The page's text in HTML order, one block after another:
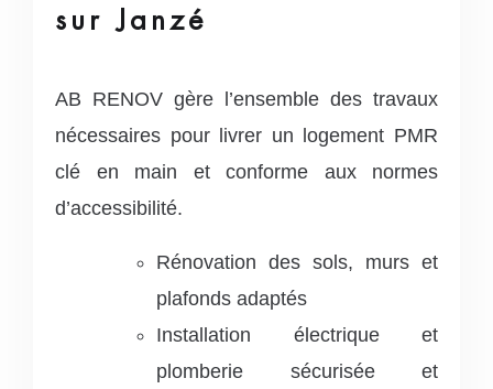
sur Janzé
AB RENOV gère l’ensemble des travaux
nécessaires pour livrer un logement PMR
clé en main et conforme aux normes
d’accessibilité.
Rénovation des sols, murs et
plafonds adaptés
Installation électrique et
plomberie sécurisée et